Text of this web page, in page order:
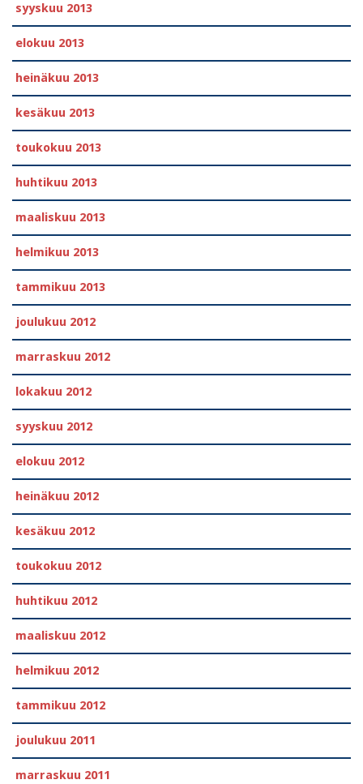
syyskuu 2013
elokuu 2013
heinäkuu 2013
kesäkuu 2013
toukokuu 2013
huhtikuu 2013
maaliskuu 2013
helmikuu 2013
tammikuu 2013
joulukuu 2012
marraskuu 2012
lokakuu 2012
syyskuu 2012
elokuu 2012
heinäkuu 2012
kesäkuu 2012
toukokuu 2012
huhtikuu 2012
maaliskuu 2012
helmikuu 2012
tammikuu 2012
joulukuu 2011
marraskuu 2011